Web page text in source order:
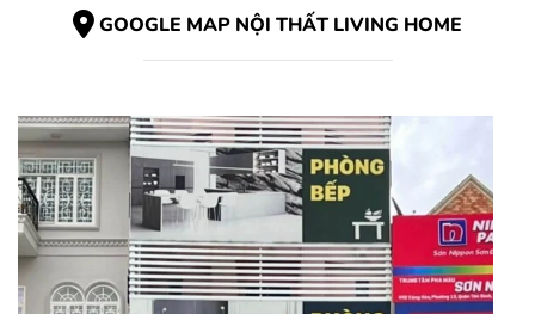
GOOGLE MAP NỘI THẤT LIVING HOME